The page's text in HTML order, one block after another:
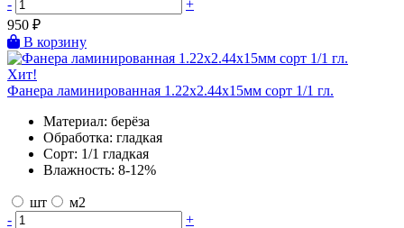
-
+
950 ₽
В корзину
Хит!
Фанера ламинированная 1.22х2.44х15мм сорт 1/1 гл.
Материал: берёза
Обработка: гладкая
Сорт: 1/1 гладкая
Влажность: 8-12%
шт
м2
-
+